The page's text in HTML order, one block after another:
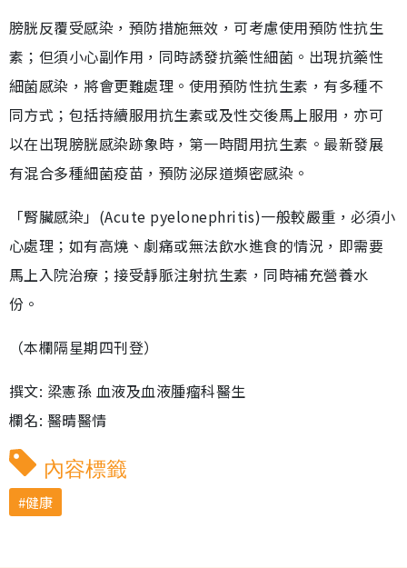
膀胱反覆受感染，預防措施無效，可考慮使用預防性抗生
素；但須小心副作用，同時誘發抗藥性細菌。出現抗藥性
細菌感染，將會更難處理。使用預防性抗生素，有多種不
同方式；包括持續服用抗生素或及性交後馬上服用，亦可
以在出現膀胱感染跡象時，第一時間用抗生素。最新發展
有混合多種細菌疫苗，預防泌尿道頻密感染。
「腎臟感染」(Acute pyelonephritis)一般較嚴重，必須小
心處理；如有高燒、劇痛或無法飲水進食的情況，即需要
馬上入院治療；接受靜脈注射抗生素，同時補充營養水
份。
（本欄隔星期四刊登）
撰文: 梁憲孫 血液及血液腫瘤科醫生
欄名: 醫晴醫情
內容標籤
健康